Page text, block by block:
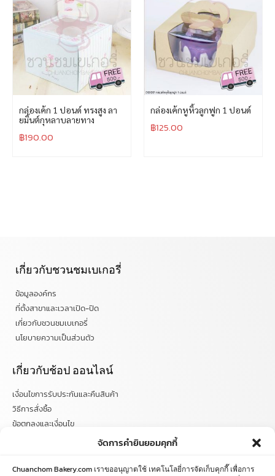
จัดการคำยินยอมคุกกี้
Chuanchom Bakery.com เราขออนุญาตใช้ เทคโนโลยี่การจัดเก็บคุกกี๊ เพื่อการ
กล่องเค้ก 1 ปอนด์ ทรงสูง ลา
ยมิ้นต์กุหลาบลายทาง
฿190.00
กล่องเค้กหูหิ้วลูกฟูก 1 ปอนด์
฿125.00
เกี่ยวกับชวนชมเบเกอรี่
ข้อมูลองค์กร
ที่ตั้งสาขาและเวลาเปิด-ปิด
เกี่ยวกับชวนชมเบเกอรี่
นโยบายความเป็นส่วนตัว
เกี่ยวกับช้อป ออนไลน์
เงื่อนไขการรับประกันและคืนสินค้า
วิธีการสั่งซื้อ
ข้อตกลงและเงื่อนไข
ติดตามข่าวสารได้ที่